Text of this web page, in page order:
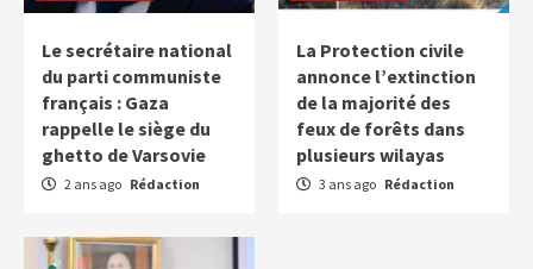
Le secrétaire national
du parti communiste
français : Gaza
rappelle le siège du
ghetto de Varsovie
2 ans ago Rédaction
La Protection civile
annonce l’extinction
de la majorité des
feux de forêts dans
plusieurs wilayas
3 ans ago Rédaction